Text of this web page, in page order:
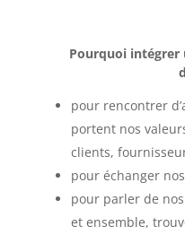
Pourquoi intégrer
pour rencontrer
portent nos
clients,
pour échanger
pour parler de
et ensemble,